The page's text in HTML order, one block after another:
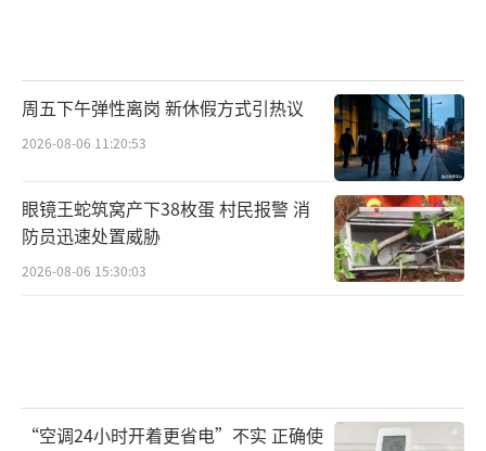
周五下午弹性离岗 新休假方式引热议
2026-08-06 11:20:53
眼镜王蛇筑窝产下38枚蛋 村民报警 消
防员迅速处置威胁
2026-08-06 15:30:03
“空调24小时开着更省电”不实 正确使